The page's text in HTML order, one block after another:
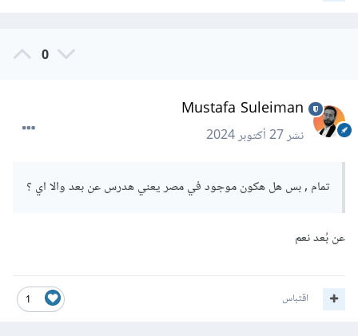
0
Mustafa Suleiman
نشر27 أكتوبر 2024
تمام , بس هل هكون موجود في مصر يعني هدرس عن بعد والا اي ؟
عن بُعد نعم
1 اقتباس